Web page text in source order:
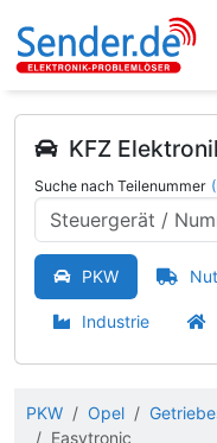
KFZ
Suche nach Teilenummer
PKW
Industrie
PKW Opel
Easytronic